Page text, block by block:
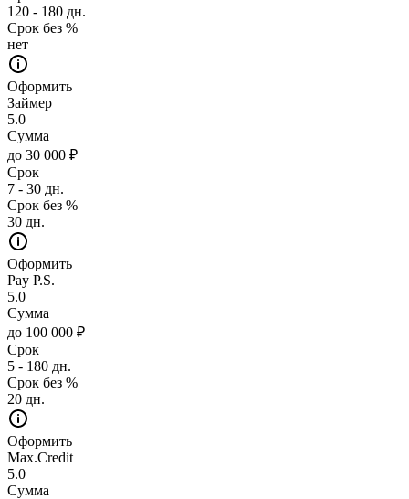
120 - 180 дн.
Срок без %
нет
Оформить
Займер
5.0
Сумма
до 30 000 ₽
Срок
7 - 30 дн.
Срок без %
30 дн.
Оформить
Pay P.S.
5.0
Сумма
до 100 000 ₽
Срок
5 - 180 дн.
Срок без %
20 дн.
Оформить
Max.Credit
5.0
Сумма